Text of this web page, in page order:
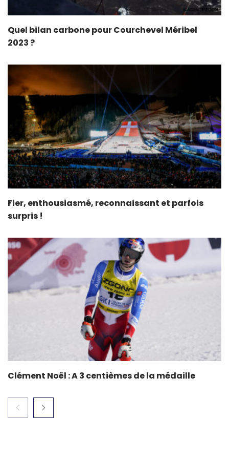
Quel bilan carbone pour Courchevel Méribel
2023 ?
Fier, enthousiasmé, reconnaissant et parfois
surpris !
Clément Noël : A 3 centièmes de la médaille